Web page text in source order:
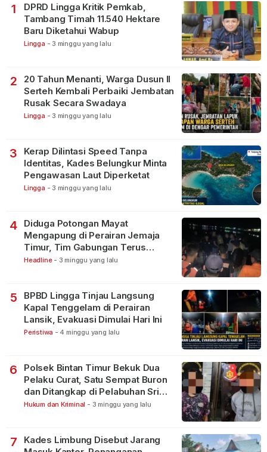
1
DPRD Lingga Kritik Pemkab,
Tambang Timah 11.540 Hektare
Baru Diketahui Wabup
Lingga - 3 minggu yang lalu
2
20 Tahun Menanti, Warga Dusun II
Serteh Kembali Perbaiki Jembatan
Rusak Secara Swadaya
Lingga - 3 minggu yang lalu
3
Kerap Dilintasi Speed Tanpa
Identitas, Kades Belungkur Minta
Pengawasan Laut Diperketat
Lingga - 3 minggu yang lalu
4
Diduga Potongan Mayat
Mengapung di Perairan Jemaja
Timur, Tim Gabungan Terus
Lakukan Pencarian
Headline - 3 minggu yang lalu
5
BPBD Lingga Tinjau Langsung
Kapal Tenggelam di Perairan
Lansik, Evakuasi Dimulai Hari Ini
Peristiwa - 4 minggu yang lalu
6
Polsek Bintan Timur Bekuk Dua
Pelaku Curat, Satu Sempat Buron
dan Ditangkap di Pelabuhan Sri
Bintan Pura
Hukum dan Kriminal - 3 minggu yang lalu
7
Kades Limbung Disebut Jarang